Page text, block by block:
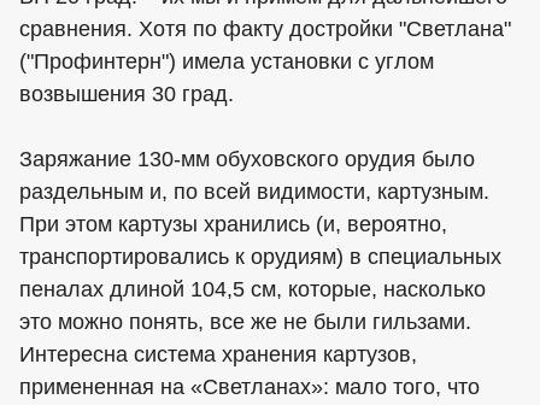
сравнения. Хотя по факту достройки "Светлана"
("Профинтерн") имела установки с углом
возвышения 30 град.
Заряжание 130-мм обуховского орудия было
раздельным и, по всей видимости, картузным.
При этом картузы хранились (и, вероятно,
транспортировались к орудиям) в специальных
пеналах длиной 104,5 см, которые, насколько
это можно понять, все же не были гильзами.
Интересна система хранения картузов,
примененная на «Светланах»: мало того, что